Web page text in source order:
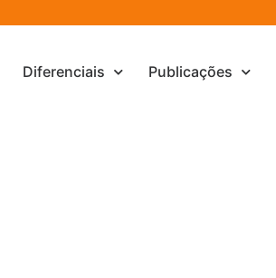
Diferenciais Publicações